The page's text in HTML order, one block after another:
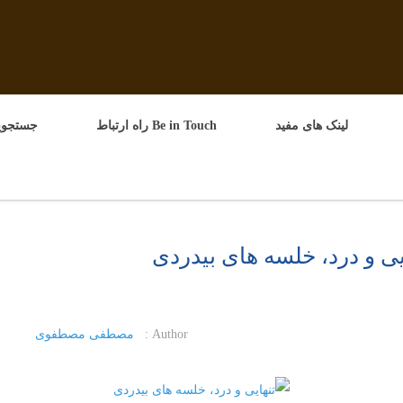
لینک های مفید Be in Touch راه ارتباط
و درد، خلسه های بیدردی
Author : مصطفی مصطفوی